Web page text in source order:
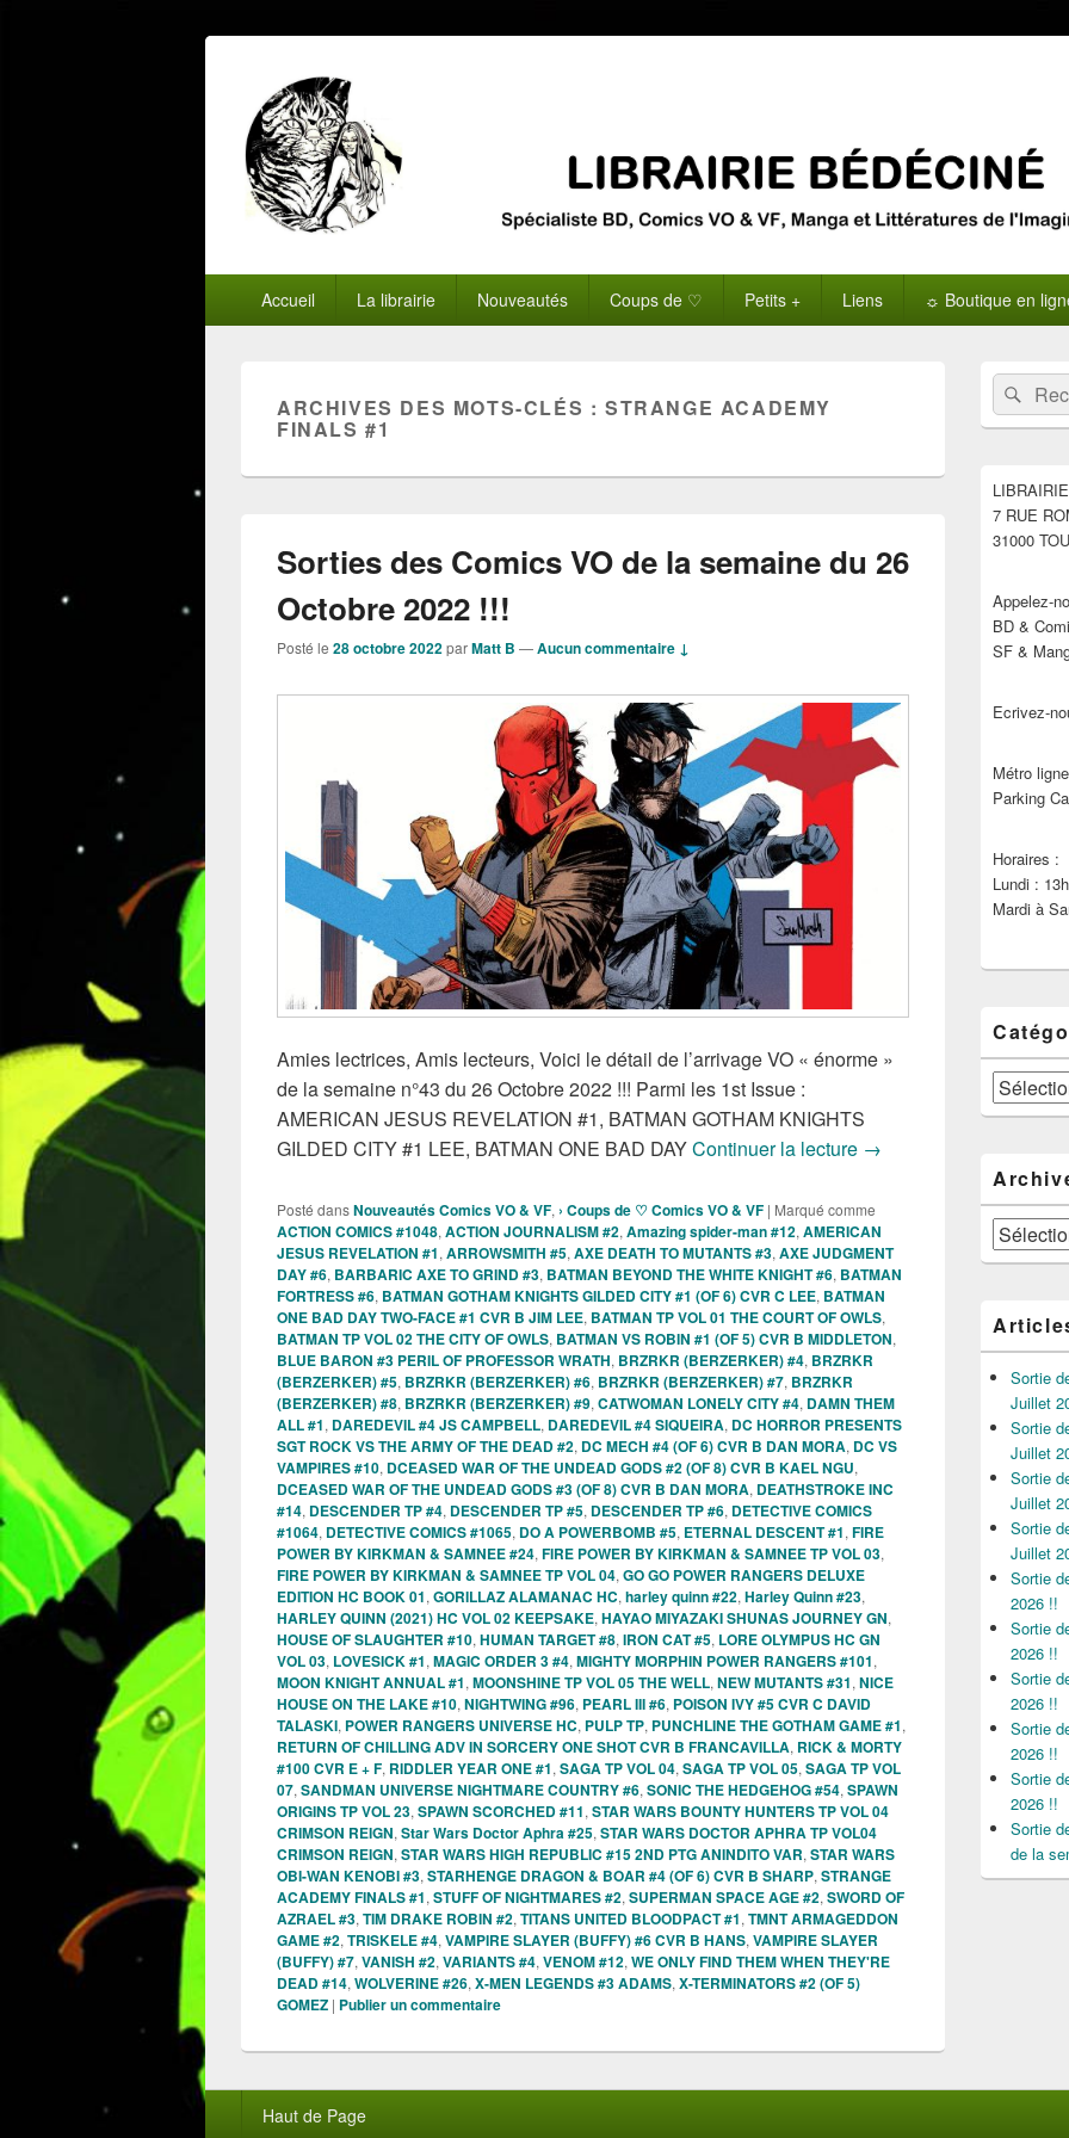
principalAccueil La librairie Nouveautés Coups de ♡ Petits + Liens ☼ Boutique en
ARCHIVES DES MOTS-CLÉS :STRANGE ACADEMY
FINALS #1
Sorties des Comics VO de la semaine du 26
Octobre 2022 !!!
Posté le 28 octobre 2022parMatt B —Aucun commentaire ↓
Amies lectrices, Amis lecteurs, Voici le détail de l’arrivage VO « énorme »
de la semaine n°43 du 26 Octobre 2022 !!! Parmi les 1st Issue :
AMERICAN JESUS REVELATION #1, BATMAN GOTHAM KNIGHTS
GILDED CITY #1 LEE, BATMAN ONE BAD DAYContinuer la lecture Sorties des Comics VO
→
Posté dansNouveautés Comics VO & VF, › Coups de ♡ Comics VO & VF | Marqué comme
ACTION COMICS #1048, ACTION JOURNALISM #2, Amazing spider-man #12, AMERICAN
JESUS REVELATION #1, ARROWSMITH #5, AXE DEATH TO MUTANTS #3, AXE JUDGMENT
DAY #6, BARBARIC AXE TO GRIND #3, BATMAN BEYOND THE WHITE KNIGHT #6, BATMAN
FORTRESS #6, BATMAN GOTHAM KNIGHTS GILDED CITY #1 (OF 6) CVR C LEE, BATMAN
ONE BAD DAY TWO-FACE #1 CVR B JIM LEE, BATMAN TP VOL 01 THE COURT OF OWLS,
BATMAN TP VOL 02 THE CITY OF OWLS, BATMAN VS ROBIN #1 (OF 5) CVR B MIDDLETON,
BLUE BARON #3 PERIL OF PROFESSOR WRATH, BRZRKR (BERZERKER) #4, BRZRKR
(BERZERKER) #5, BRZRKR (BERZERKER) #6, BRZRKR (BERZERKER) #7, BRZRKR
(BERZERKER) #8, BRZRKR (BERZERKER) #9, CATWOMAN LONELY CITY #4, DAMN THEM
ALL #1, DAREDEVIL #4 JS CAMPBELL, DAREDEVIL #4 SIQUEIRA, DC HORROR PRESENTS
SGT ROCK VS THE ARMY OF THE DEAD #2, DC MECH #4 (OF 6) CVR B DAN MORA, DC VS
VAMPIRES #10, DCEASED WAR OF THE UNDEAD GODS #2 (OF 8) CVR B KAEL NGU,
DCEASED WAR OF THE UNDEAD GODS #3 (OF 8) CVR B DAN MORA, DEATHSTROKE INC
#14, DESCENDER TP #4, DESCENDER TP #5, DESCENDER TP #6, DETECTIVE COMICS
#1064, DETECTIVE COMICS #1065, DO A POWERBOMB #5, ETERNAL DESCENT #1, FIRE
POWER BY KIRKMAN & SAMNEE #24, FIRE POWER BY KIRKMAN & SAMNEE TP VOL 03,
FIRE POWER BY KIRKMAN & SAMNEE TP VOL 04, GO GO POWER RANGERS DELUXE
EDITION HC BOOK 01, GORILLAZ ALAMANAC HC, harley quinn #22, Harley Quinn #23,
HARLEY QUINN (2021) HC VOL 02 KEEPSAKE, HAYAO MIYAZAKI SHUNAS JOURNEY GN,
HOUSE OF SLAUGHTER #10, HUMAN TARGET #8, IRON CAT #5, LORE OLYMPUS HC GN
VOL 03, LOVESICK #1, MAGIC ORDER 3 #4, MIGHTY MORPHIN POWER RANGERS #101,
MOON KNIGHT ANNUAL #1, MOONSHINE TP VOL 05 THE WELL, NEW MUTANTS #31, NICE
HOUSE ON THE LAKE #10, NIGHTWING #96, PEARL III #6, POISON IVY #5 CVR C DAVID
TALASKI, POWER RANGERS UNIVERSE HC, PULP TP, PUNCHLINE THE GOTHAM GAME #1,
RETURN OF CHILLING ADV IN SORCERY ONE SHOT CVR B FRANCAVILLA, RICK & MORTY
#100 CVR E + F, RIDDLER YEAR ONE #1, SAGA TP VOL 04, SAGA TP VOL 05, SAGA TP VOL
07, SANDMAN UNIVERSE NIGHTMARE COUNTRY #6, SONIC THE HEDGEHOG #54, SPAWN
ORIGINS TP VOL 23, SPAWN SCORCHED #11, STAR WARS BOUNTY HUNTERS TP VOL 04
CRIMSON REIGN, Star Wars Doctor Aphra #25, STAR WARS DOCTOR APHRA TP VOL04
CRIMSON REIGN, STAR WARS HIGH REPUBLIC #15 2ND PTG ANINDITO VAR, STAR WARS
OBI-WAN KENOBI #3, STARHENGE DRAGON & BOAR #4 (OF 6) CVR B SHARP, STRANGE
ACADEMY FINALS #1, STUFF OF NIGHTMARES #2, SUPERMAN SPACE AGE #2, SWORD OF
AZRAEL #3, TIM DRAKE ROBIN #2, TITANS UNITED BLOODPACT #1, TMNT ARMAGEDDON
GAME #2, TRISKELE #4, VAMPIRE SLAYER (BUFFY) #6 CVR B HANS, VAMPIRE SLAYER
(BUFFY) #7, VANISH #2, VARIANTS #4, VENOM #12, WE ONLY FIND THEM WHEN THEY'RE
DEAD #14, WOLVERINE #26, X-MEN LEGENDS #3 ADAMS, X-TERMINATORS #2 (OF 5)
GOMEZ | Publier un commentaire
Zone
principale
de
widget
barre
latérale
Recherche
7 RUE
31000
Appelez-
BD &
SF &
Ecrivez-
Métro
Parking
Horaires :
Lundi :
Mardi à
Catégories
Archives
Sortie
Juillet
Sortie
Juillet
Sortie
Juillet
Sortie
Juillet
Sortie
2026 !!
Sortie
2026 !!
Sortie
2026 !!
Sortie
2026 !!
Sortie
2026 !!
Sortie
de la
Menu
Haut de Page